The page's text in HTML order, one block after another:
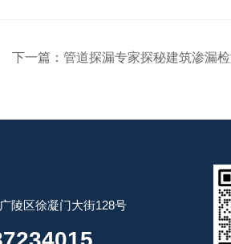
下一篇： 管道探漏专家探秘建筑渗漏
陵区徐凝门大街128号